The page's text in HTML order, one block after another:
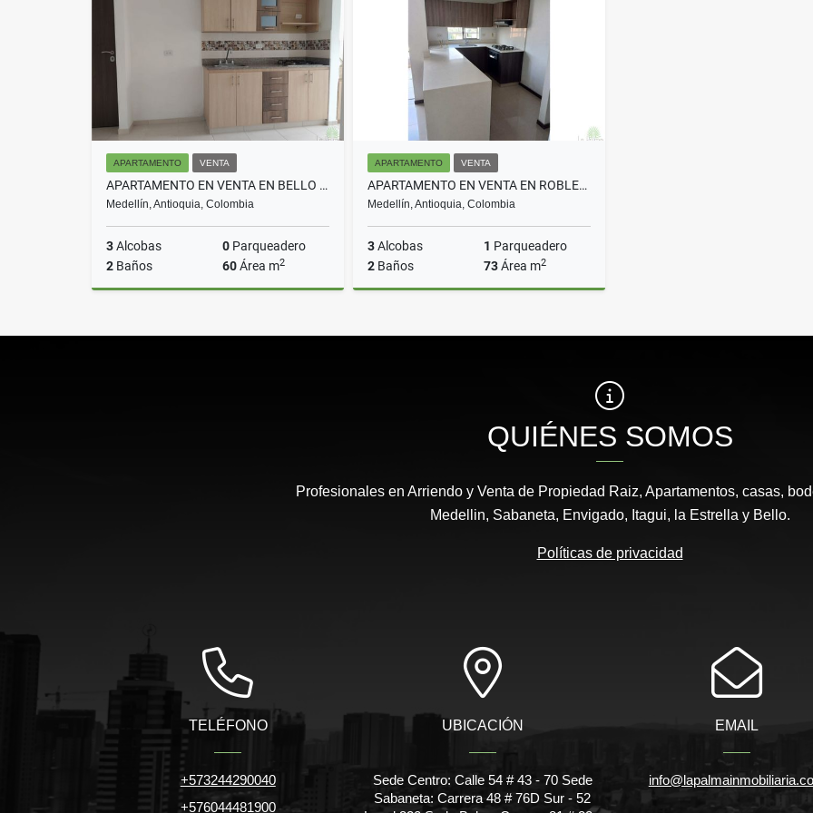
$3.500.000
APARTAMENTO VENTA
APARTAMENTO EN VENTA EN BELLO COD 10716
Medellín, Antioquia, Colombia
3Alcobas 0 Parqueadero
2 Baños 60Área m2
$340.000.000
APARTAMENTO VENTA
APARTAMENTO EN VENTA EN ROBLEDO SAN GERMAN COD 10129
Medellín, Antioquia, Colombia
3Alcobas 1 Parqueadero
2 Baños 73Área m2
$590.000.000
QUIÉNES SOMOS
Profesionales en Arriendo y Venta de Propiedad Raiz, Apartamentos, casas,
Medellin, Sabaneta, Envigado, Itagui, la Estrella y Bello.
Políticas de privacidad
TELÉFONO
+573244290040
+576044481900
UBICACIÓN
Sede Centro: Calle 54 # 43 - 70 Sede
Sabaneta: Carrera 48 # 76D Sur - 52
EMAIL